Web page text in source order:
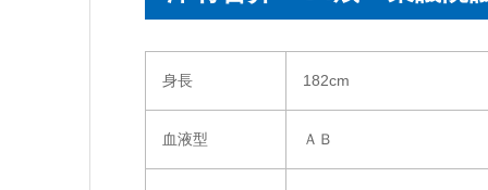
身長 182cm
血液型 ＡＢ